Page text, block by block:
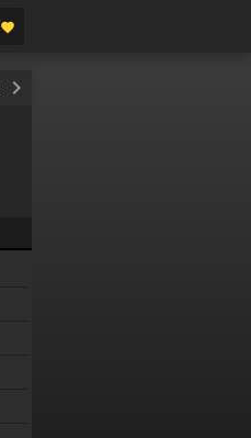
favorite
keyboard_arrow_right